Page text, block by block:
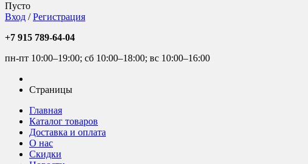
Пусто
Вход /Регистрация
+7 915 789-64-04
пн-пт 10:00–19:00; сб 10:00–18:00; вс 10:00–16:00
Страницы
Главная
Каталог товаров
Доставка и оплата
О нас
Скидки